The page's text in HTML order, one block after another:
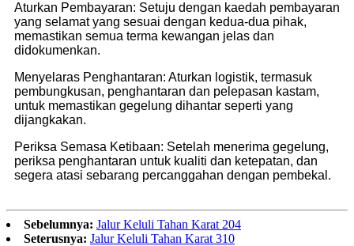
Aturkan Pembayaran: Setuju dengan kaedah pembayaran
yang selamat yang sesuai dengan kedua-dua pihak,
memastikan semua terma kewangan jelas dan
didokumenkan.
Menyelaras Penghantaran: Aturkan logistik, termasuk
pembungkusan, penghantaran dan pelepasan kastam,
untuk memastikan gegelung dihantar seperti yang
dijangkakan.
Periksa Semasa Ketibaan: Setelah menerima gegelung,
periksa penghantaran untuk kualiti dan ketepatan, dan
segera atasi sebarang percanggahan dengan pembekal.
Sebelumnya: Jalur Keluli Tahan Karat 204
Seterusnya: Jalur Keluli Tahan Karat 310